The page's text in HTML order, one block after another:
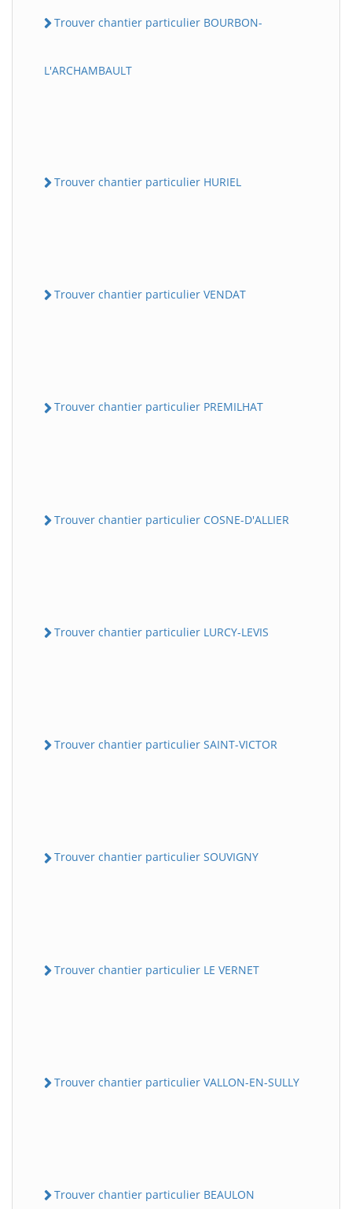
Trouver chantier particulier BOURBON-
L'ARCHAMBAULT
Trouver chantier particulier HURIEL
Trouver chantier particulier VENDAT
Trouver chantier particulier PREMILHAT
Trouver chantier particulier COSNE-D'ALLIER
Trouver chantier particulier LURCY-LEVIS
Trouver chantier particulier SAINT-VICTOR
Trouver chantier particulier SOUVIGNY
Trouver chantier particulier LE VERNET
Trouver chantier particulier VALLON-EN-SULLY
Trouver chantier particulier BEAULON